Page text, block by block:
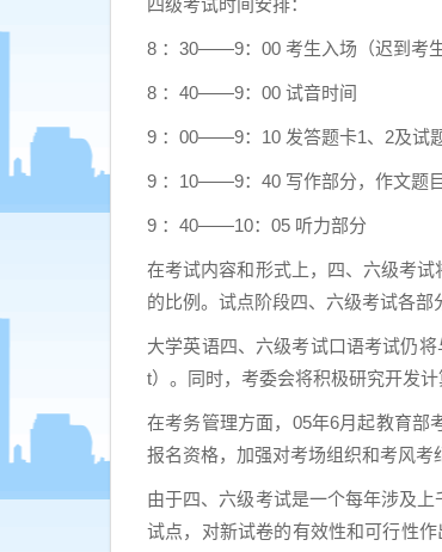
四级考试时间安排：
8 ：30——9：00 考生入场（迟到考生
8 ：40——9：00 试音时间
9 ：00——9：10 发答题卡1、2及试
9 ：10——9：40 写作部分，作文题
9 ：40——10：05 听力部分
在考试内容和形式上，四、六级考
的比例。试点阶段四、六级考试各部
大学英语四、六级考试口语考试仍
t）。同时，考委会将积极研究开发
在考务管理方面，05年6月起教育部
报名资格，加强对考场组织和考风考
由于四、六级考试是一个每年涉及
试点，对新试卷的有效性和可行性